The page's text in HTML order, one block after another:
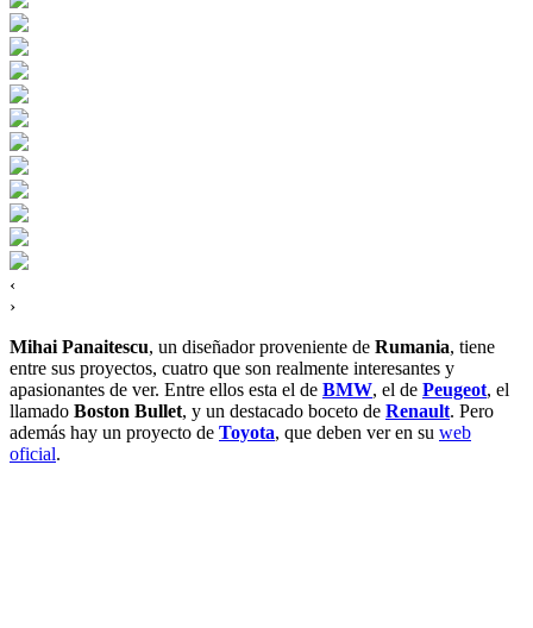
‹
›
Mihai Panaitescu, un diseñador proveniente de Rumania, tiene
entre sus proyectos, cuatro que son realmente interesantes y
apasionantes de ver. Entre ellos esta el de BMW, el de Peugeot, el
llamado Boston Bullet, y un destacado boceto de Renault. Pero
además hay un proyecto de Toyota, que deben ver en su web
oficial.